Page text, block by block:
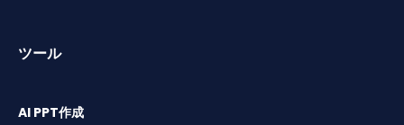
ツール
AI PPT作成